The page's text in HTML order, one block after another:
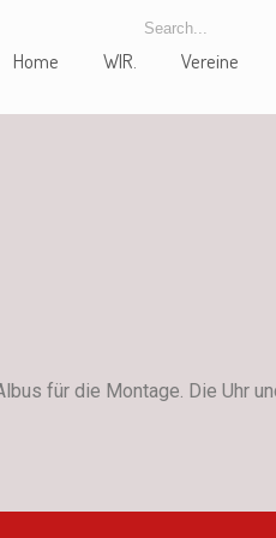
Home WIR. Vereine
für die Montage. Die Uhr